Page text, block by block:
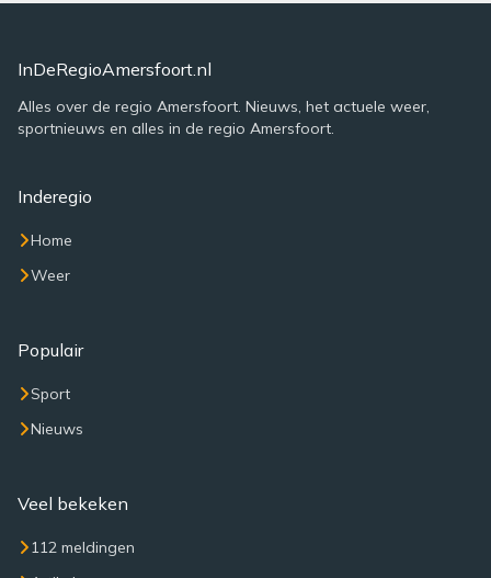
InDeRegioAmersfoort.nl
Alles over de regio Amersfoort. Nieuws, het actuele weer,
sportnieuws en alles in de regio Amersfoort.
Inderegio
Home
Weer
Populair
Sport
Nieuws
Veel bekeken
112 meldingen